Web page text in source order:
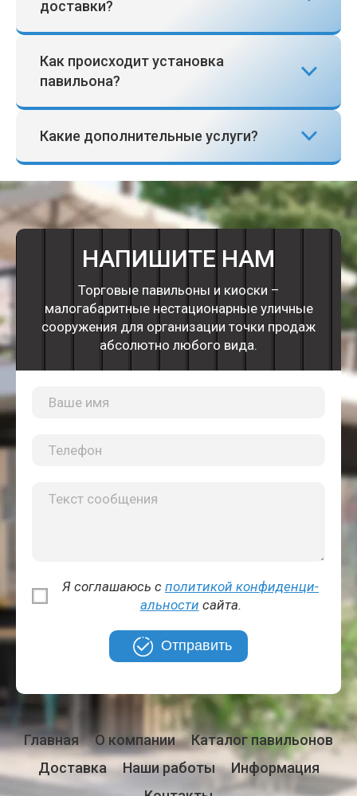
доставки?
Как происходит установка
павильона?
Какие дополнительные услуги?
НАПИШИТЕ НАМ
Торговые павильоны и киоски –
малогабаритные нестационарные уличные
сооружения для организации точки продаж
абсолютно любого вида.
Я соглашаюсь с политикой кон­фи­ден­ци­
аль­но­сти сайта.
Отправить
Главная О компании
Каталог павильонов
Доставка
Наши работы
Информация